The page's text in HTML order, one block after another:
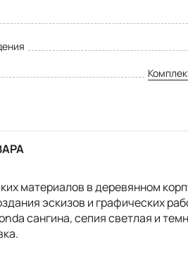
материалов в деревянном
эскизов и графических
сангина, сепия светлая и